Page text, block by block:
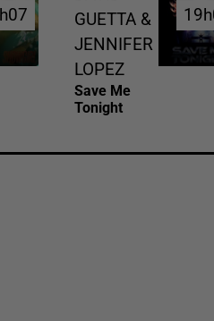
GUETTA &
JENNIFER
LOPEZ
Save Me
Tonight